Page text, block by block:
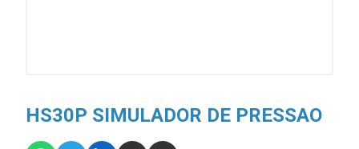
HS30P SIMULADOR DE PRESSAO